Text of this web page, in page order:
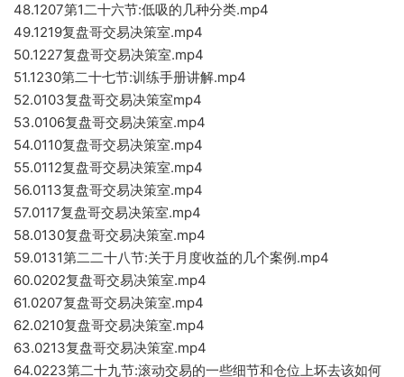
48.1207第1二十六节:低吸的几种分类.mp4
49.1219复盘哥交易决策室.mp4
50.1227复盘哥交易决策室.mp4
51.1230第二十七节:训练手册讲解.mp4
52.0103复盘哥交易决策室mp4
53.0106复盘哥交易决策室.mp4
54.0110复盘哥交易决策室.mp4
55.0112复盘哥交易决策室.mp4
56.0113复盘哥交易决策室.mp4
57.0117复盘哥交易决策室.mp4
58.0130复盘哥交易决策室.mp4
59.0131第二二十八节:关于月度收益的几个案例.mp4
60.0202复盘哥交易决策室.mp4
61.0207复盘哥交易决策室.mp4
62.0210复盘哥交易决策室.mp4
63.0213复盘哥交易决策室.mp4
64.0223第二十九节:滚动交易的一些细节和仓位上坏去该如何